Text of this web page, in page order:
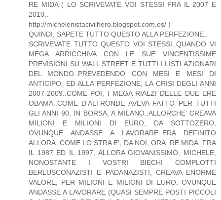
RE MIDA ( LO SCRIVEVATE VOI STESSI FRA IL 2007 E
2010..
http://michelenistacivilhero.blogspot.com.es/ )
QUINDI, SAPETE TUTTO QUESTO ALLA PERFEZIONE..
SCRIVEVATE TUTTO QUESTO VOI STESSI..QUANDO VI
MEGA ARRICCHIVA CON LE SUE VINCENTISSIME
PREVISIONI SU WALL STREET E TUTTI I LISTI AZIONARI
DEL MONDO..PREVEDENDO CON MESI E MESI DI
ANTICIPO, ED ALLA PERFEZIONE, LA CRISI DEGLI ANNI
2007-2009..COME POI, I MEGA RIALZI DELLE DUE ERE
OBAMA..COME D'ALTRONDE AVEVA FATTO PER TUTTI
GLI ANNI 90, IN BORSA, A MILANO..ALLORCHE' CREAVA
MILIONI E MILIONI DI EURO, DA SOTTOZERO,
OVUNQUE ANDASSE A LAVORARE..ERA DEFINITO
ALLORA, COME LO STRA E', DA NOI, ORA: RE MIDA..FRA
IL 1987 ED IL 1997, ALLORA GIOVANISSIMO, MICHELE,
NONOSTANTE I VOSTRI BIECHI COMPLOTTI
BERLUSCONAZISTI E PADANAZISTI, CREAVA ENORME
VALORE, PER MILIONI E MILIONI DI EURO, OVUNQUE
ANDASSE A LAVORARE (QUASI SEMPRE POSTI PICCOLI